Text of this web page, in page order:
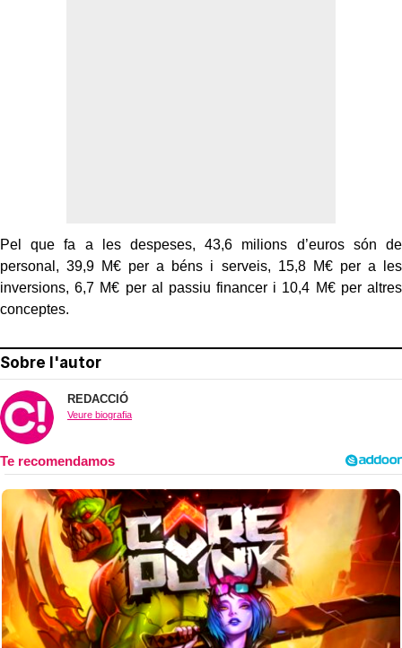
Pel que fa a les despeses, 43,6 milions d’euros són de
personal, 39,9 M€ per a béns i serveis, 15,8 M€ per a les
inversions, 6,7 M€ per al passiu financer i 10,4 M€ per altres
conceptes.
Sobre l'autor
REDACCIÓ
Veure biografia